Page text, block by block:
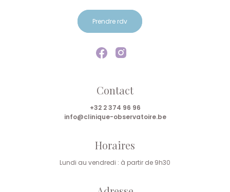
Prendre rdv
Contact
+32 2 374 96 96
info@clinique-observatoire.be
Horaires
Lundi au vendredi : à partir de 9h30